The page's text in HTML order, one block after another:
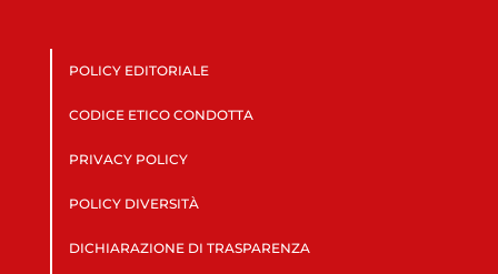
POLICY EDITORIALE
CODICE ETICO CONDOTTA
PRIVACY POLICY
POLICY DIVERSITÀ
DICHIARAZIONE DI TRASPARENZA